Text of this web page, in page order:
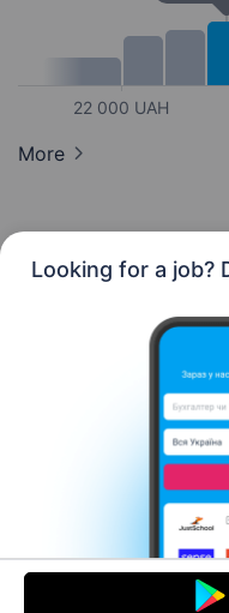
Looking for a job?
22 000 UAH
More
Contact
Help